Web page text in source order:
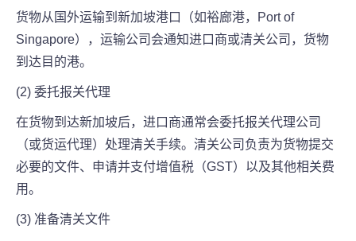
货物从国外运输到新加坡港口（如裕廊港，Port of
Singapore），运输公司会通知进口商或清关公司，货物
到达目的港。
(2) 委托报关代理
在货物到达新加坡后，进口商通常会委托报关代理公司
（或货运代理）处理清关手续。清关公司负责为货物提交
必要的文件、申请并支付增值税（GST）以及其他相关费
用。
(3) 准备清关文件